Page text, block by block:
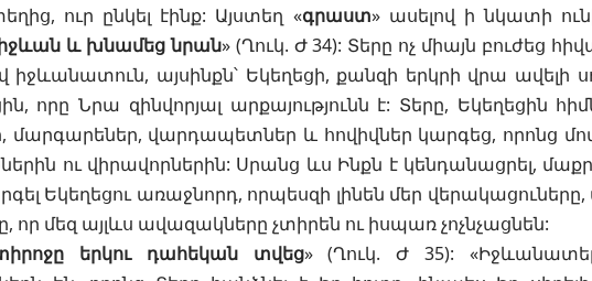
ուր ընկել էինք: Այստեղ «գրաստ» ասելով ի նկատի
և խնամեց նրան» (Ղուկ. Ժ 34): Տերը ոչ միայն բուժեց
այսինքն՝ Եկեղեցի, քանզի երկրի վրա ավելի
որը Նրա զինվորյալ արքայությունն է: Տերը, Եկեղեցին
մարգարեներ, վարդապետներ և հովիվներ կարգեց, որոնց
ու վիրավորներին: Սրանց ևս Ինքն է կենդանացրել,
Եկեղեցու առաջնորդ, որպեսզի լինեն մեր վերակացուները,
որ մեզ այլևս ավազակները չտիրեն ու իսպառ չոչնչացնեն:
երկու դահեկան տվեց» (Ղուկ. Ժ 35):